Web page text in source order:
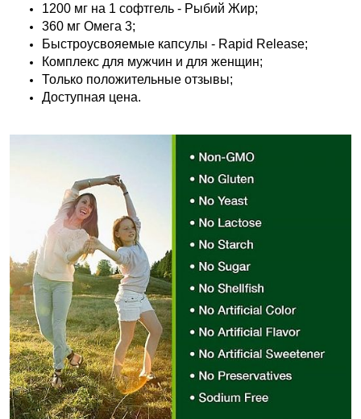
1200 мг на 1 софтгель - Рыбий Жир;
360 мг Омега 3;
Быстроусвояемые капсулы - Rapid Release;
Комплекс для мужчин и для женщин;
Только положительные отзывы;
Доступная цена.